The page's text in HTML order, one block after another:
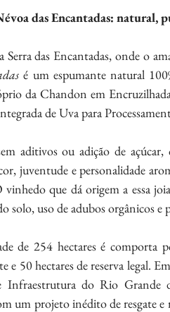
das Encantadas: natural,
das Encantadas, onde o
é um espumante natural
da Chandon em
de Uva para
aditivos ou adição de
juventude e personalidade
vinhedo que dá origem a essa
solo, uso de adubos orgânicos e
de 254 hectares é comporta
e 50 hectares de reserva legal.
Infraestrutura do Rio
um projeto inédito de resgate e